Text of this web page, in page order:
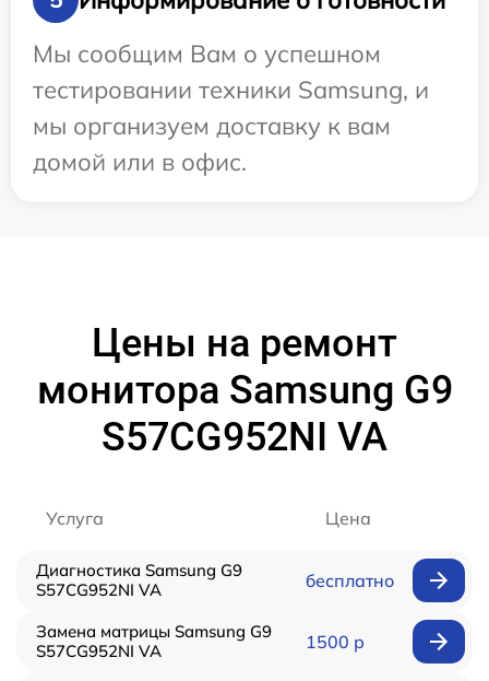
Мы сообщим Вам о успешном
тестировании техники Samsung, и
мы организуем доставку к вам
домой или в офис.
Цены на ремонт
монитора Samsung G9
S57CG952NI VA
Услуга Цена
Диагностика Samsung G9
S57CG952NI VA
бесплатно
Замена матрицы Samsung G9
S57CG952NI VA
1500 р